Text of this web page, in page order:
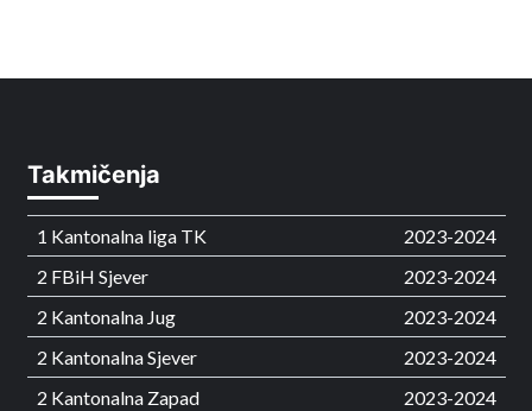
Takmičenja
1 Kantonalna liga TK
2023-2024
2 FBiH Sjever
2023-2024
2 Kantonalna Jug
2023-2024
2 Kantonalna Sjever
2023-2024
2 Kantonalna Zapad
2023-2024